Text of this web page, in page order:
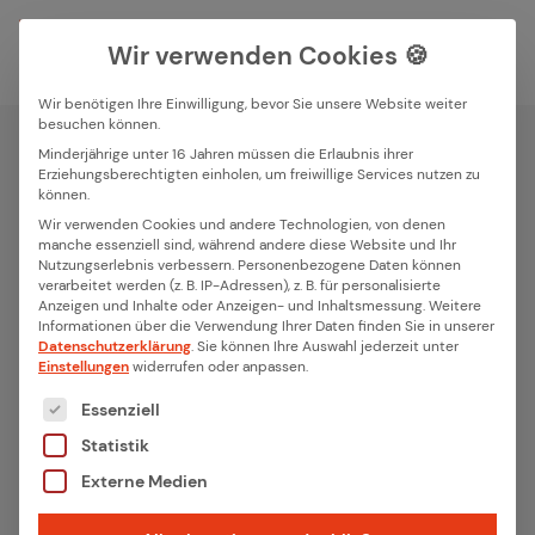
Suchfeld
Data Engineering & Analytics
Data En­gi­nee­ring & Da­ten
Ana­ly­se
Sammeln, verwalten und analysieren Sie IoT oder IIoT
Daten, um datengestützte Entscheidungsfindung und
künstliche Intelligenz zu ermöglichen. Data Engineering
leicht gemacht mit ithinx.
Jetzt beraten lassen
Wir verwenden Cookies 🍪
Wir benötigen Ihre Einwilligung, bevor Sie unsere Website weiter
besuchen können.
Minderjährige unter 16 Jahren müssen die Erlaubnis ihrer
Erziehungsberechtigten einholen, um freiwillige Services nutzen zu
können.
Wir verwenden Cookies und andere Technologien, von denen
manche essenziell sind, während andere diese Website und Ihr
Nutzungserlebnis verbessern. Personenbezogene Daten können
verarbeitet werden (z. B. IP-Adressen), z. B. für personalisierte
Anzeigen und Inhalte oder Anzeigen- und Inhaltsmessung.Weitere
Informationen über die Verwendung Ihrer Daten finden Sie in unserer
Datenschutzerklärung.Sie können Ihre Auswahl jederzeit unter
Einstellungenwiderrufen oder anpassen.
Es folgt eine Liste der Service-Gruppen, für die
Essenziell
Statistik
Externe Medien